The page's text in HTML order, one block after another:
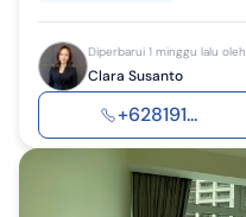
Diperbarui 1 minggu lalu oleh
Clara Susanto
+628191...